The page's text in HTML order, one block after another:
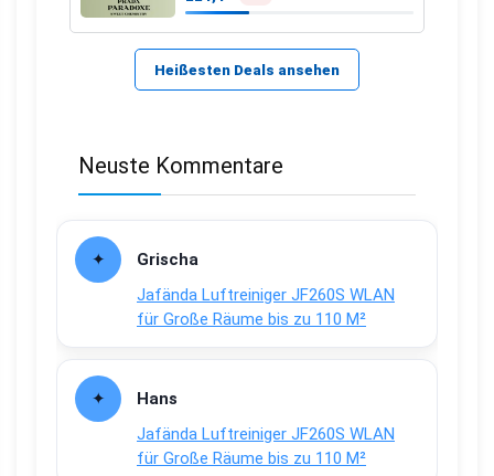
Heißesten Deals ansehen
Neuste Kommentare
Grischa
Jafända Luftreiniger JF260S WLAN
für Große Räume bis zu 110 M²
Hans
Jafända Luftreiniger JF260S WLAN
für Große Räume bis zu 110 M²